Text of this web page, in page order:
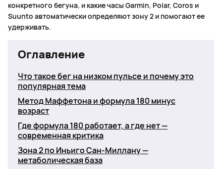
конкретного бегуна, и какие часы Garmin, Polar, Coros и
Suunto автоматически определяют зону 2 и помогают ее
удерживать.
Оглавление
Что такое бег на низком пульсе и почему это
популярная тема
Метод Маффетона и формула 180 минус
возраст
Где формула 180 работает, а где нет —
современная критика
Зона 2 по Иньиго Сан-Миллану —
метаболическая база